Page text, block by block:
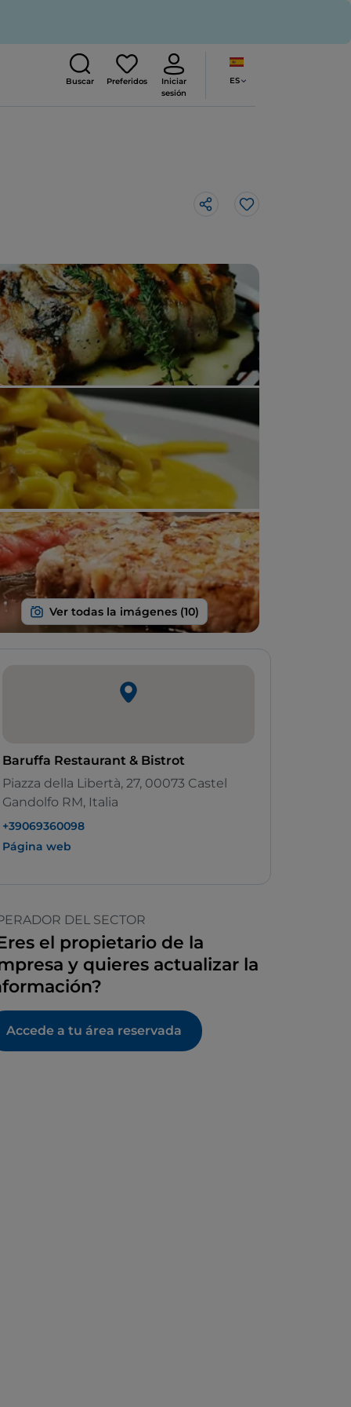
Buscar Preferidos
Iniciar
sesión
ES
Me gusta
Baruffa Restaurant & Bistrot
Piazza della Libertà, 27, 00073 Castel
Gandolfo RM, Italia
+39069360098
Página web
DEL SECTOR
el propietario de la
y quieres actualizar la
Accede a tu área reservada